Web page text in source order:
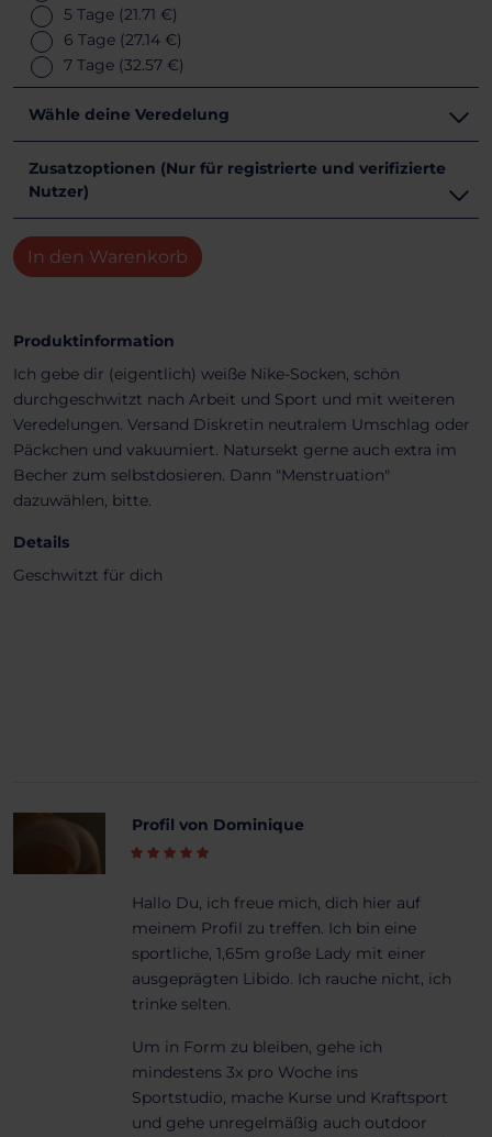
5 Tage (21.71 €)
6 Tage (27.14 €)
7 Tage (32.57 €)
Wähle deine Veredelung
Zusatzoptionen (Nur für registrierte und verifizierte
Nutzer)
In den Warenkorb
Produktinformation
Ich gebe dir (eigentlich) weiße Nike-Socken, schön
durchgeschwitzt nach Arbeit und Sport und mit weiteren
Veredelungen. Versand Diskretin neutralem Umschlag oder
Päckchen und vakuumiert. Natursekt gerne auch extra im
Becher zum selbstdosieren. Dann "Menstruation"
dazuwählen, bitte.
Details
Geschwitzt für dich
Profil von Dominique
Hallo Du, ich freue mich, dich hier auf
meinem Profil zu treffen. Ich bin eine
sportliche, 1,65m große Lady mit einer
ausgeprägten Libido. Ich rauche nicht, ich
trinke selten.
Um in Form zu bleiben, gehe ich
mindestens 3x pro Woche ins
Sportstudio, mache Kurse und Kraftsport
und gehe unregelmäßig auch outdoor